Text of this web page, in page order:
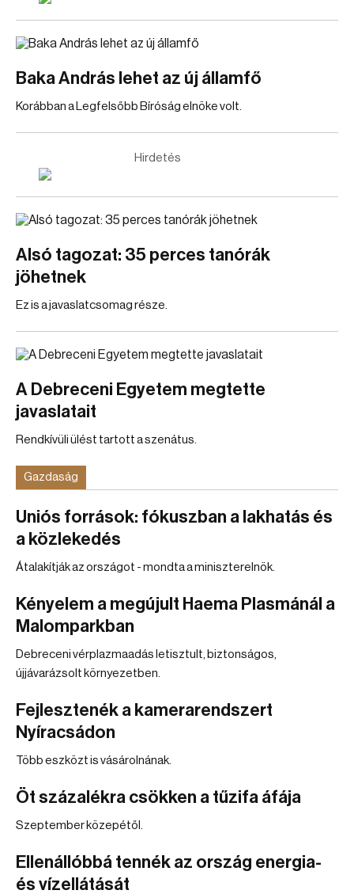
Baka András lehet az új államfő
Korábban a Legfelsőbb Bíróság elnöke volt.
Hirdetés
Alsó tagozat: 35 perces tanórák
jöhetnek
Ez is a javaslatcsomag része.
A Debreceni Egyetem megtette
javaslatait
Rendkívüli ülést tartott a szenátus.
Gazdaság
Uniós források: fókuszban a lakhatás és
a közlekedés
Átalakítják az országot - mondta a miniszterelnök.
Kényelem a megújult Haema Plasmánál a
Malomparkban
Debreceni vérplazmaadás letisztult, biztonságos,
újjávarázsolt környezetben.
Fejlesztenék a kamerarendszert
Nyíracsádon
Több eszközt is vásárolnának.
Öt százalékra csökken a tűzifa áfája
Szeptember közepétől.
Ellenállóbbá tennék az ország energia-
és vízellátását